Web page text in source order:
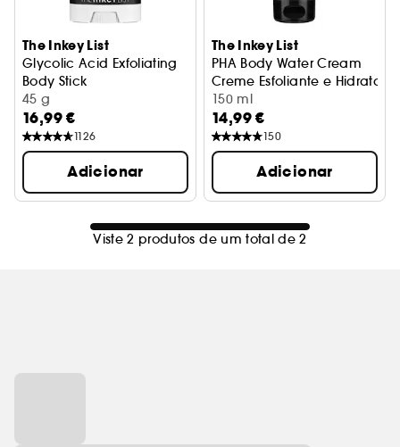
The Inkey List
Glycolic Acid Exfoliating
Body Stick
Stick esfoliante para o corpo
45 g
16,99 €
1126
Adicionar
The Inkey List
PHA Body Water Cream
Creme Esfoliante e
150 ml
14,99 €
150
Adicionar
Viste 2 produtos de um total de 2